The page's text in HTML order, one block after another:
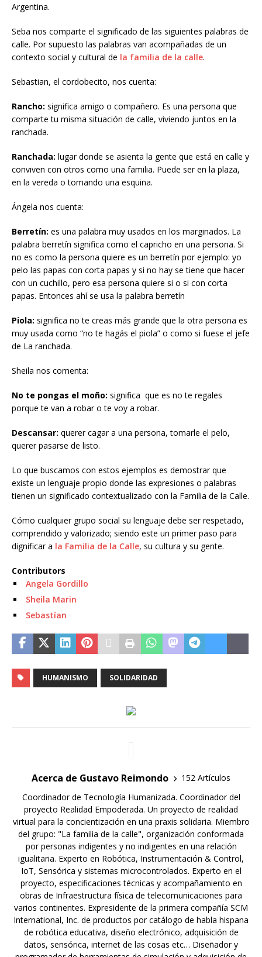
Argentina.
Seba nos comparte el significado de las siguientes palabras de
calle. Por supuesto las palabras van acompañadas de un
contexto social y cultural de la familia de la calle.
Sebastian, el cordobecito, nos cuenta:
Rancho: significa amigo o compañero. Es una persona que
comparte tu misma situación de calle, viviendo juntos en la
ranchada.
Ranchada: lugar donde se asienta la gente que está en calle y
conviven con otros como una familia. Puede ser en la plaza,
en la vereda o tomando una esquina.
Ángela nos cuenta:
Berretín: es una palabra muy usados en los marginados. La
palabra berretín significa como el capricho en una persona. Si
no es como la persona quiere es un berretín por ejemplo: yo
pelo las papas con corta papas y si no hay se tiene que hacer
con un cuchillo, pero esa persona quiere si o si con corta
papas. Entonces ahí se usa la palabra berretín
Piola: significa no te creas más grande que la otra persona es
muy usada como “no te hagás el piola” o como si fuese el jefe
de La ranchada.
Sheila nos comenta:
No te pongas el moño: significa que es no te regales
porque te van a robar o te voy a robar.
Descansar: querer cagar a una persona, tomarle el pelo,
querer pasarse de listo.
Lo que buscamos con estos ejemplos es demostrar que
existe un lenguaje propio donde las expresiones o palabras
tienen un significado contextualizado con la Familia de la Calle.
Cómo cualquier grupo social su lenguaje debe ser respetado,
comprendido y valorizado; siendo este un primer paso para
dignificar a la Familia de la Calle, su cultura y su gente.
Contributors
Angela Gordillo
Sheila Marin
Sebastían
HUMANISMO SOLIDARIDAD
Acerca de Gustavo Reimondo
152 Artículos
Coordinador de Tecnología Humanizada. Coordinador del
proyecto Realidad Empoderada. Un proyecto de realidad
virtual para la concientización en una praxis solidaria. Miembro
del grupo: "La familia de la calle", organización conformada
por personas indigentes y no indigentes en una relación
igualitaria. Experto en Robótica, Instrumentación & Control,
IoT, Sensórica y sistemas microcontrolados. Experto en el
proyecto, especificaciones técnicas y acompañamiento en
obras de Infraestructura física de telecomunicaciones para
varios continentes. Expresidente de la primera compañía SCM
International, Inc. de productos por catálogo de habla hispana
de robótica educativa, diseño electrónico, adquisición de
datos, sensórica, internet de las cosas etc… Diseñador y